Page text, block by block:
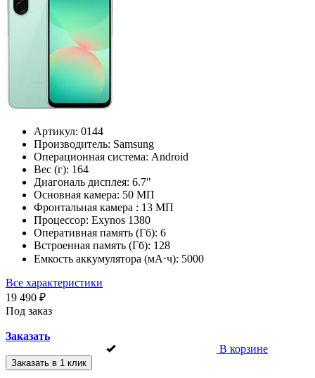
Артикул: 0144
Производитель: Samsung
Операционная система: Android
Вес (г): 164
Диагональ дисплея: 6.7"
Основная камера: 50 МП
Фронтальная камера : 13 МП
Процессор: Exynos 1380
Оперативная память (Гб): 6
Встроенная память (Гб): 128
Емкость аккумулятора (мА⋅ч): 5000
Все характеристики
19 490 ₽
Под заказ
Заказать
В корзине
Заказать в 1 клик